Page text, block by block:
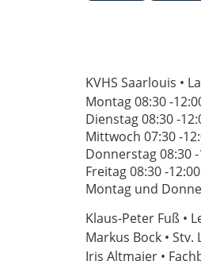
KVHS Saarlouis •
Montag 08:30 -
Dienstag 08:30 -
Mittwoch 07:30 -
Donnerstag 08:30
Freitag 08:30 -
Montag und
Klaus-Peter Fuß •
Markus Bock • Stv.
Iris Altmaier •